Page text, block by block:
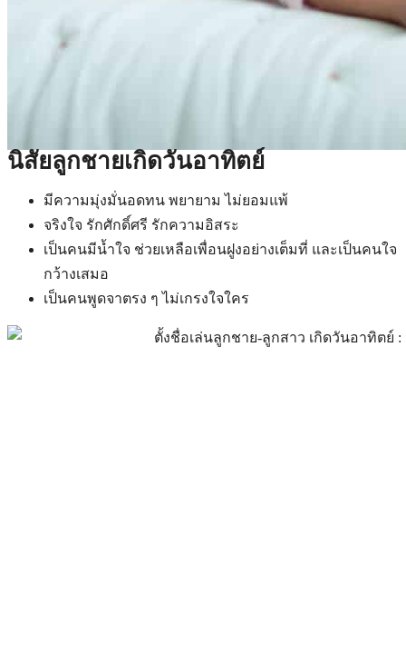
นิสัยลูกชายเกิดวันอาทิตย์
มีความมุ่งมั่นอดทน พยายาม ไม่ยอมแพ้
จริงใจ รักศักดิ์ศรี รักความอิสระ
เป็นคนมีน้ำใจ ช่วยเหลือเพื่อนฝูงอย่างเต็มที่ และเป็นคนใจ
กว้างเสมอ
เป็นคนพูดจาตรง ๆ ไม่เกรงใจใคร